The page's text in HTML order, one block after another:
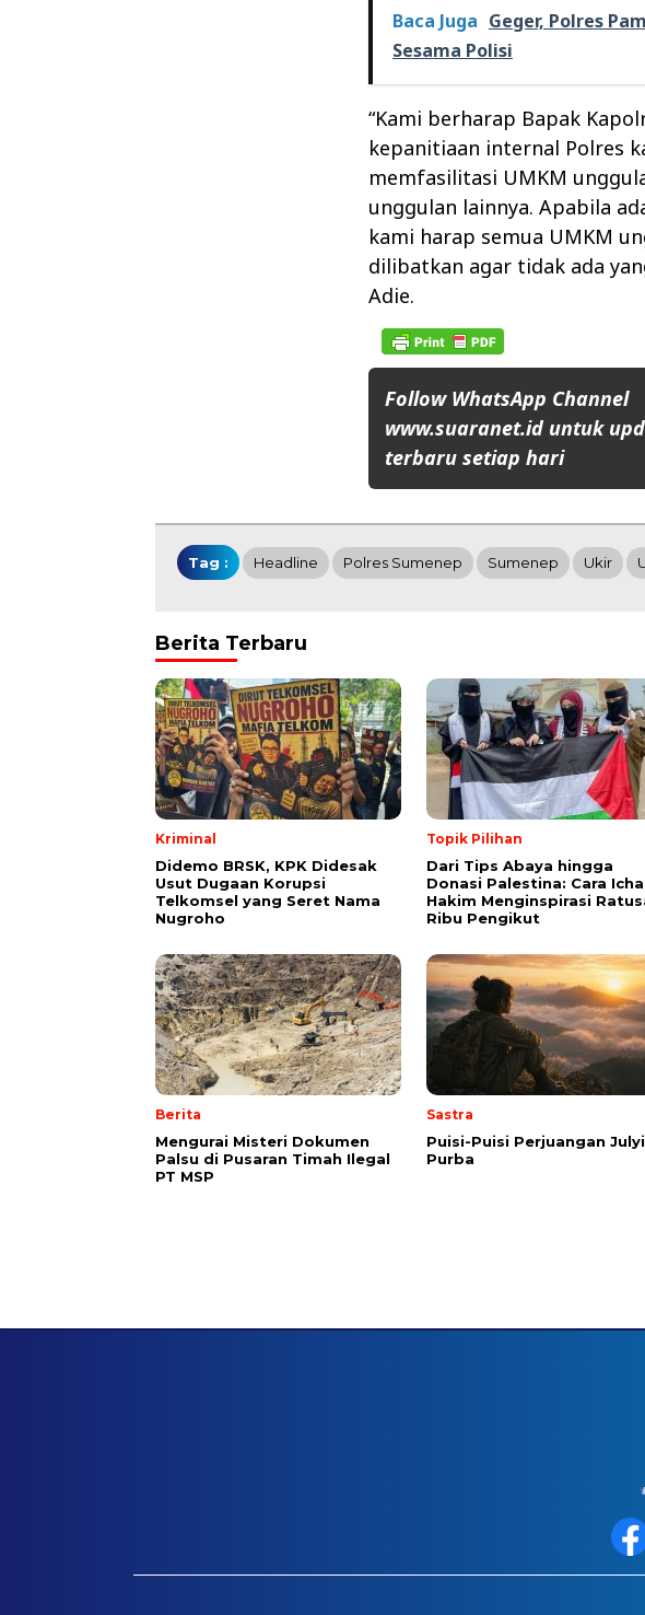
Baca Juga Geger, Polres
Sesama Polisi
“Kami berharap Bapak
kepanitiaan internal Polres
memfasilitasi UMKM
unggulan lainnya. Apabila
kami harap semua UMKM
dilibatkan agar tidak ada
Adie.
Follow WhatsApp Channel
www.suaranet.id untuk
terbaru setiap hari
Tag : Headline Polres Sumenep Sumenep Ukir
Berita Terbaru
Kriminal
Didemo BRSK, KPK Didesak
Usut Dugaan Korupsi
Telkomsel yang Seret Nama
Nugroho
Topik Pilihan
Dari Tips Abaya hingga
Donasi Palestina: Cara Icha
Hakim Menginspirasi
Ribu Pengikut
Berita
Mengurai Misteri Dokumen
Palsu di Pusaran Timah Ilegal
PT MSP
Sastra
Puisi-Puisi Perjuangan
Purba